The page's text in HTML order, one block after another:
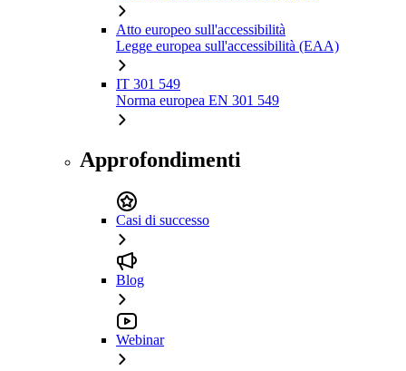
Atto europeo sull'accessibilità
Legge europea sull'accessibilità (EAA)
IT 301 549
Norma europea EN 301 549
Approfondimenti
Casi di successo
Blog
Webinar